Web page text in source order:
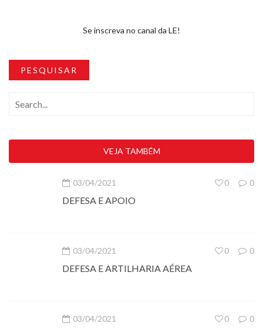
Se inscreva no canal da LE!
PESQUISAR
VEJA TAMBÉM
03/04/2021 0
0
DEFESA E APOIO
03/04/2021 0
0
DEFESA E ARTILHARIA AÉREA
03/04/2021 0
0